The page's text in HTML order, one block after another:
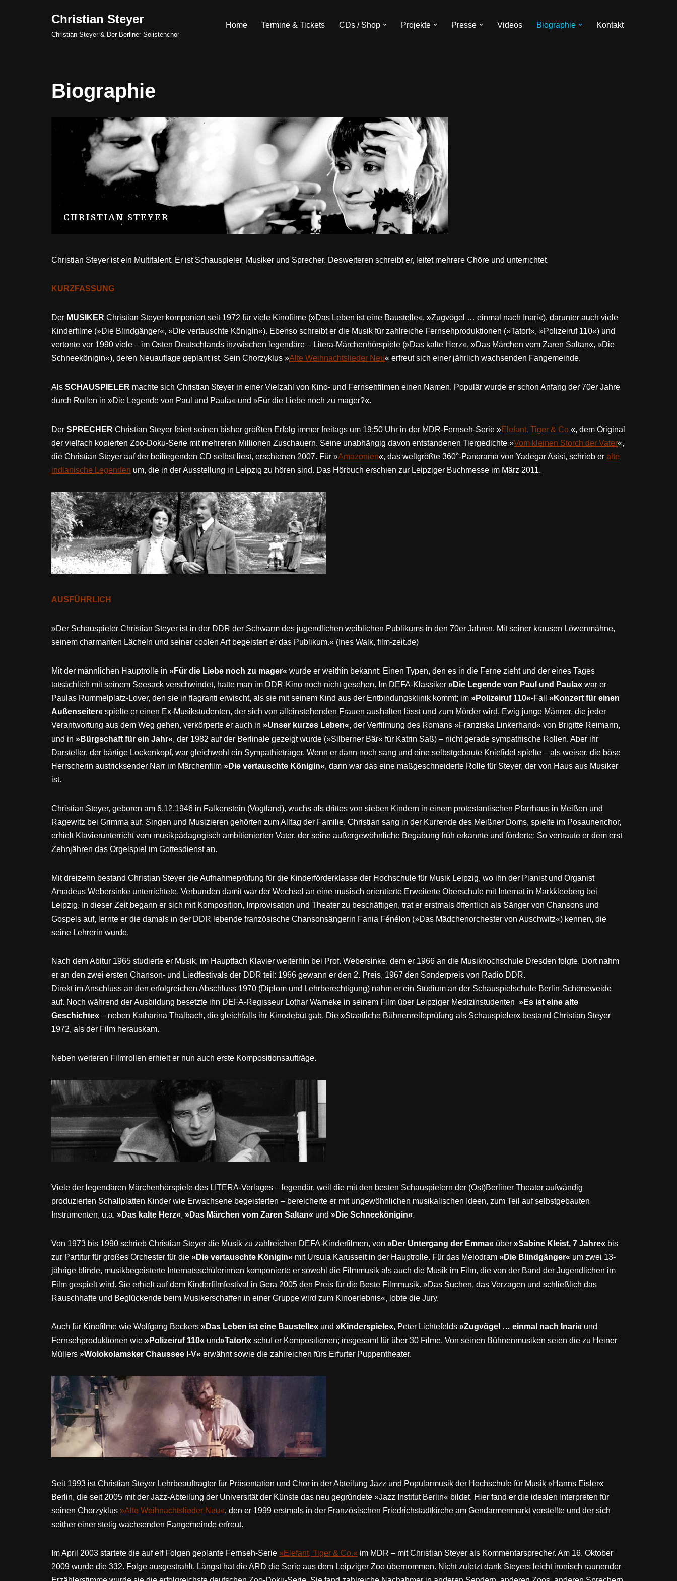
Christian Steyer
Christian Steyer & Der Berliner Solistenchor
Home Termine & Tickets CDs / Shop Projekte Presse Videos Biographie Kontakt
Biographie
Christian Steyer ist ein Multitalent. Er ist Schauspieler, Musiker und Sprecher. Desweiteren schreibt er, leitet mehrere Chöre und unterrichtet.
KURZFASSUNG
Der MUSIKER Christian Steyer komponiert seit 1972 für viele Kinofilme (»Das Leben ist eine Baustelle«, »Zugvögel … einmal nach Inari«), darunter auch viele
Kinderfilme (»Die Blindgänger«, »Die vertauschte Königin«). Ebenso schreibt er die Musik für zahlreiche Fernsehproduktionen (»Tatort«, »Polizeiruf 110«) und
vertonte vor 1990 viele – im Osten Deutschlands inzwischen legendäre – Litera-Märchenhörspiele (»Das kalte Herz«, »Das Märchen vom Zaren Saltan«, »Die
Schneekönigin«), deren Neuauflage geplant ist. Sein Chorzyklus »Alte Weihnachtslieder Neu« erfreut sich einer jährlich wachsenden Fangemeinde.
Als SCHAUSPIELER machte sich Christian Steyer in einer Vielzahl von Kino- und Fernsehfilmen einen Namen. Populär wurde er schon Anfang der 70er Jahre
durch Rollen in »Die Legende von Paul und Paula« und »Für die Liebe noch zu mager?«.
Der SPRECHER Christian Steyer feiert seinen bisher größten Erfolg immer freitags um 19:50 Uhr in der MDR-Fernseh-Serie »Elefant, Tiger & Co.«, dem Original
der vielfach kopierten Zoo-Doku-Serie mit mehreren Millionen Zuschauern. Seine unabhängig davon entstandenen Tiergedichte »Vom kleinen Storch der Vater«,
die Christian Steyer auf der beiliegenden CD selbst liest, erschienen 2007. Für »Amazonien«, das weltgrößte 360°-Panorama von Yadegar Asisi, schrieb er alte
indianische Legenden um, die in der Ausstellung in Leipzig zu hören sind. Das Hörbuch erschien zur Leipziger Buchmesse im März 2011.
AUSFÜHRLICH
»Der Schauspieler Christian Steyer ist in der DDR der Schwarm des jugendlichen weiblichen Publikums in den 70er Jahren. Mit seiner krausen Löwenmähne,
seinem charmanten Lächeln und seiner coolen Art begeistert er das Publikum.« (Ines Walk, film-zeit.de)
Mit der männlichen Hauptrolle in »Für die Liebe noch zu mager« wurde er weithin bekannt: Einen Typen, den es in die Ferne zieht und der eines Tages
tatsächlich mit seinem Seesack verschwindet, hatte man im DDR-Kino noch nicht gesehen. Im DEFA-Klassiker »Die Legende von Paul und Paula« war er
Paulas Rummelplatz-Lover, den sie in flagranti erwischt, als sie mit seinem Kind aus der Entbindungsklinik kommt; im »Polizeiruf 110«-Fall
»Konzert für einen
Außenseiter« spielte er einen Ex-Musikstudenten, der sich von alleinstehenden Frauen aushalten lässt und zum Mörder wird. Ewig junge Männer, die jeder
Verantwortung aus dem Weg gehen, verkörperte er auch in »Unser kurzes Leben«, der Verfilmung des Romans »Franziska Linkerhand« von Brigitte Reimann,
und in »Bürgschaft für ein Jahr«, der 1982 auf der Berlinale gezeigt wurde (»Silberner Bär« für Katrin Saß) – nicht gerade sympathische Rollen. Aber ihr
Darsteller, der bärtige Lockenkopf, war gleichwohl ein Sympathieträger. Wenn er dann noch sang und eine selbstgebaute Kniefidel spielte – als weiser, die böse
Herrscherin austricksender Narr im Märchenfilm »Die vertauschte Königin«, dann war das eine maßgeschneiderte Rolle für Steyer, der von Haus aus Musiker
ist.
Christian Steyer, geboren am 6.12.1946 in Falkenstein (Vogtland), wuchs als drittes von sieben Kindern in einem protestantischen Pfarrhaus in Meißen und
Ragewitz bei Grimma auf. Singen und Musizieren gehörten zum Alltag der Familie. Christian sang in der Kurrende des Meißner Doms, spielte im Posaunenchor,
erhielt Klavierunterricht vom musikpädagogisch ambitionierten Vater, der seine außergewöhnliche Begabung früh erkannte und förderte: So vertraute er dem erst
Zehnjähren das Orgelspiel im Gottesdienst an.
Mit dreizehn bestand Christian Steyer die Aufnahmeprüfung für die Kinderförderklasse der Hochschule für Musik Leipzig, wo ihn der Pianist und Organist
Amadeus Webersinke unterrichtete. Verbunden damit war der Wechsel an eine musisch orientierte Erweiterte Oberschule mit Internat in Markkleeberg bei
Leipzig. In dieser Zeit begann er sich mit Komposition, Improvisation und Theater zu beschäftigen, trat er erstmals öffentlich als Sänger von Chansons und
Gospels auf, lernte er die damals in der DDR lebende französische Chansonsängerin Fania Fénélon (»Das Mädchenorchester von Auschwitz«) kennen, die
seine Lehrerin wurde.
Nach dem Abitur 1965 studierte er Musik, im Hauptfach Klavier weiterhin bei Prof. Webersinke, dem er 1966 an die Musikhochschule Dresden folgte. Dort nahm
er an den zwei ersten Chanson- und Liedfestivals der DDR teil: 1966 gewann er den 2. Preis, 1967 den Sonderpreis von Radio DDR.
Direkt im Anschluss an den erfolgreichen Abschluss 1970 (Diplom und Lehrberechtigung) nahm er ein Studium an der Schauspielschule Berlin-Schöneweide
auf. Noch während der Ausbildung besetzte ihn DEFA-Regisseur Lothar Warneke in seinem Film über Leipziger Medizinstudenten »Es ist eine alte
Geschichte« – neben Katharina Thalbach, die gleichfalls ihr Kinodebüt gab. Die »Staatliche Bühnenreifeprüfung als Schauspieler« bestand Christian Steyer
1972, als der Film herauskam.
Neben weiteren Filmrollen erhielt er nun auch erste Kompositionsaufträge.
Viele der legendären Märchenhörspiele des LITERA-Verlages – legendär, weil die mit den besten Schauspielern der (Ost)Berliner Theater aufwändig
produzierten Schallplatten Kinder wie Erwachsene begeisterten – bereicherte er mit ungewöhnlichen musikalischen Ideen, zum Teil auf selbstgebauten
Instrumenten, u.a. »Das kalte Herz«, »Das Märchen vom Zaren Saltan« und »Die Schneekönigin«.
Von 1973 bis 1990 schrieb Christian Steyer die Musik zu zahlreichen DEFA-Kinderfilmen, von »Der Untergang der Emma« über »Sabine Kleist, 7 Jahre« bis
zur Partitur für großes Orchester für die »Die vertauschte Königin« mit Ursula Karusseit in der Hauptrolle. Für das Melodram »Die Blindgänger« um zwei 13-
jährige blinde, musikbegeisterte Internatsschülerinnen komponierte er sowohl die Filmmusik als auch die Musik im Film, die von der Band der Jugendlichen im
Film gespielt wird. Sie erhielt auf dem Kinderfilmfestival in Gera 2005 den Preis für die Beste Filmmusik. »Das Suchen, das Verzagen und schließlich das
Rauschhafte und Beglückende beim Musikerschaffen in einer Gruppe wird zum Kinoerlebnis«, lobte die Jury.
Auch für Kinofilme wie Wolfgang Beckers »Das Leben ist eine Baustelle« und »Kinderspiele«, Peter Lichtefelds »Zugvögel … einmal nach Inari« und
Fernsehproduktionen wie »Polizeiruf 110« und»Tatort« schuf er Kompositionen; insgesamt für über 30 Filme. Von seinen Bühnenmusiken seien die zu Heiner
Müllers »Wolokolamsker Chaussee I-V« erwähnt sowie die zahlreichen fürs Erfurter Puppentheater.
Seit 1993 ist Christian Steyer Lehrbeauftragter für Präsentation und Chor in der Abteilung Jazz und Popularmusik der Hochschule für Musik »Hanns Eisler«
Berlin, die seit 2005 mit der Jazz-Abteilung der Universität der Künste das neu gegründete »Jazz Institut Berlin« bildet. Hier fand er die idealen Interpreten für
seinen Chorzyklus »Alte Weihnachtslieder Neu«, den er 1999 erstmals in der Französischen Friedrichstadtkirche am Gendarmenmarkt vorstellte und der sich
seither einer stetig wachsenden Fangemeinde erfreut.
Im April 2003 startete die auf elf Folgen geplante Fernseh-Serie »Elefant, Tiger & Co.« im MDR – mit Christian Steyer als Kommentarsprecher. Am 16. Oktober
2009 wurde die 332. Folge ausgestrahlt. Längst hat die ARD die Serie aus dem Leipziger Zoo übernommen. Nicht zuletzt dank Steyers leicht ironisch raunender